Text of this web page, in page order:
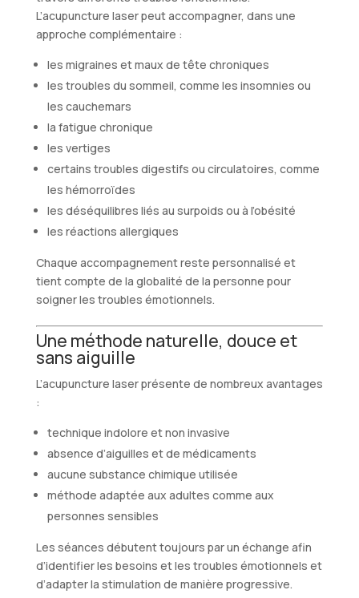
L’acupuncture laser peut accompagner, dans une
approche complémentaire :
les migraines et maux de tête chroniques
les troubles du sommeil, comme les insomnies ou
les cauchemars
la fatigue chronique
les vertiges
certains troubles digestifs ou circulatoires, comme
les hémorroïdes
les déséquilibres liés au surpoids ou à l’obésité
les réactions allergiques
Chaque accompagnement reste personnalisé et
tient compte de la globalité de la personne pour
soigner les troubles émotionnels.
Une méthode naturelle, douce et
sans aiguille
L’acupuncture laser présente de nombreux avantages
:
technique indolore et non invasive
absence d’aiguilles et de médicaments
aucune substance chimique utilisée
méthode adaptée aux adultes comme aux
personnes sensibles
Les séances débutent toujours par un échange afin
d’identifier les besoins et les troubles émotionnels et
d’adapter la stimulation de manière progressive.